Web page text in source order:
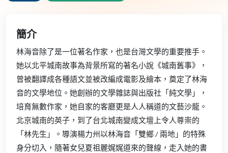
簡介
林海音除了是一位著名作家，也是台灣文學的重要推手。
她以北平城南故事為背景所寫的著名小說《城南舊事》，
曾被翻譯成各種語文並被改編成電影及繪本，奠定了林海
音的文學地位。她創辦的文學雜誌與出版社「純文學」，
培育無數作家，她自家的客廳更是人人稱道的文藝沙龍。
北京城南的英子，到了台北城南變成文壇上令人尊崇的
「林先生」。導演楊力州以林海音「雙鄉 / 兩地」的特殊
身分切入，隨著女兒夏祖麗娓娓道來的聲線，走入她的書